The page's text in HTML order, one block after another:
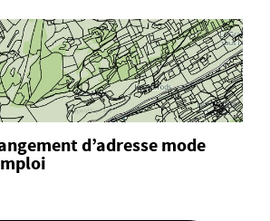
d’adresse mode